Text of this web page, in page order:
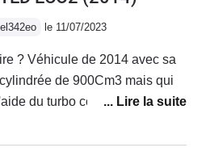
le 11/07/2023
? Véhicule de 2014 avec sa
de 900Cm3 mais qui
du turbo comble sa petite
RIEN A REDIRE !Pas de souci